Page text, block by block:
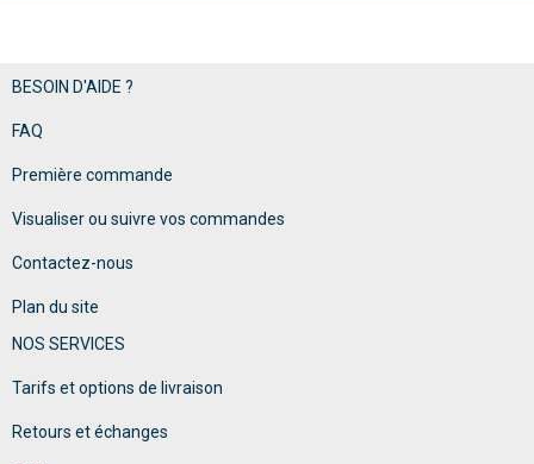
BESOIN D'AIDE ?
FAQ
Première commande
Visualiser ou suivre vos commandes
Contactez-nous
Plan du site
NOS SERVICES
Tarifs et options de livraison
Retours et échanges